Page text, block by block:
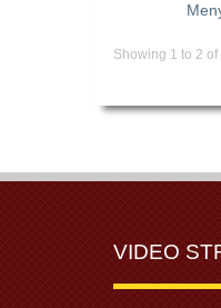
Showing 1 to 2
VIDEO